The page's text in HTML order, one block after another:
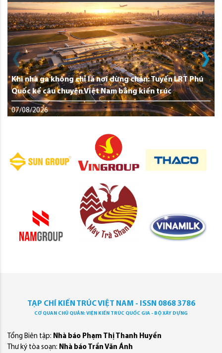
Khi nhà ga không chỉ là nơi dừng chân: Tuyến LRT Phú
Quốc kể câu chuyện Việt Nam bằng kiến trúc
07/08/2026
TẠP CHÍ KIẾN TRÚC VIỆT NAM - ISSN 0868 3786
CƠ QUAN CHỦ QUẢN: VIỆN KIẾN TRÚC QUỐC GIA - BỘ XÂY DỰNG
Tổng Biên tập: Nhà báo Phạm Thị Thanh Huyền
Thư ký tòa soạn: Nhà báo Trần Văn Ánh